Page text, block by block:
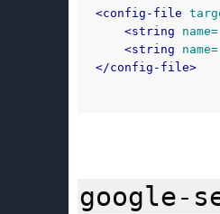
<config-file
<string
name=
<string
name=
</config-file>
google-